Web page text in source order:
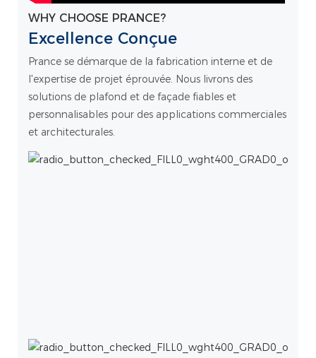
WHY CHOOSE PRANCE?
Excellence Conçue
Prance se démarque de la fabrication interne et de
l'expertise de projet éprouvée. Nous livrons des
solutions de plafond et de façade fiables et
personnalisables pour des applications commerciales
et architecturales.